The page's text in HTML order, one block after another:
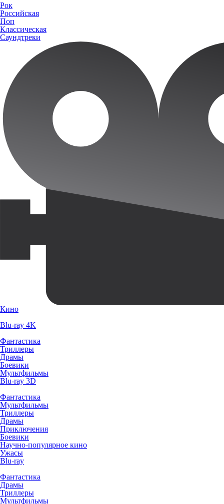
Рок
Российская
Поп
Классическая
Саундтреки
Кино
Blu-ray 4K
Фантастика
Триллеры
Драмы
Боевики
Мультфильмы
Blu-ray 3D
Фантастика
Мультфильмы
Триллеры
Драмы
Приключения
Боевики
Научно-популярное кино
Ужасы
Blu-ray
Фантастика
Драмы
Триллеры
Мультфильмы